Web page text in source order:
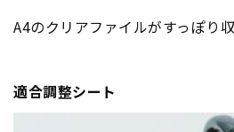
A4のクリアファイルがすっぽり
適合調整シート